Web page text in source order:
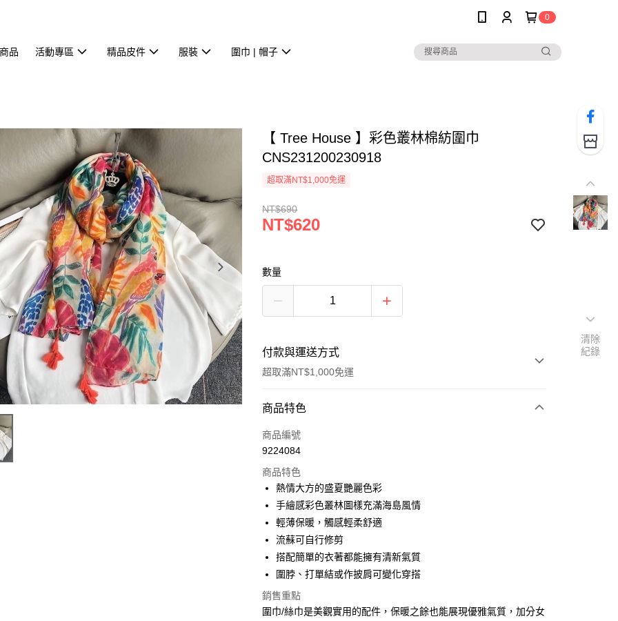
0
品 活動專區 精品皮件 服裝 圍巾 | 帽子
【 Tree House 】彩色叢林棉紡圍巾
CNS231200230918
超取滿NT$1,000免運
NT$690
NT$620
數量
付款與運送方式
超取滿NT$1,000免運
付款方式
信用卡一次付款
3 期 0 利率 每期NT$206
合作金庫商業銀行
第一商業銀行
華南商業銀行
國泰世華商業銀行
臺灣中小企業銀行
台中商業銀行
匯豐（台灣）商業銀行
華泰商業銀行
聯邦商業銀行
玉山商業銀行
星展（台灣）商業銀行
6 期 0 利率 每期NT$103
合作金庫商業銀行
華南商業銀行
上海商業儲蓄銀行
台北富邦商業銀行
臺灣中小企業銀行
台中商業銀行
匯豐（台灣）商業銀行
聯邦商業銀行
遠東國際商業銀行
超商取貨付款
Apple Pay
悠遊付
Google Pay
商品特色
商品編號
9224084
商品特色
熱情大方的盛夏艷麗色彩
手繪感彩色叢林圖樣充滿海島風情
輕薄保暖，觸感輕柔舒適
流蘇可自行修剪
搭配簡單的衣著都能擁有清新氣質
圍脖、打單結或作披肩可變化穿搭
銷售重點
圍巾/絲巾是美觀實用的配件，保暖之餘也能展現優雅氣質，加分女
清除
紀錄